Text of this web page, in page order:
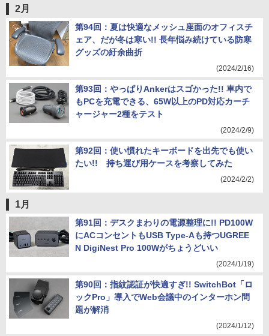
2月
第94回：夏は快適なメッシュ座面のオフィスチ
ェア、だが冬は寒い!! 長年悩み続けている防寒
グッズの紆余曲折
(2024/2/16)
第93回：やっぱりAnkerはスゴかった!! 車内で
もPCを充電できる、65W以上のPD対応カーチ
ャージャー2種をテスト
(2024/2/9)
第92回：使い慣れたキーボードを出先でも使い
たい!! 持ち運び用ケースを考察してみた
(2024/2/2)
1月
第91回：デスクまわりの電源整理に!! PD100W
にACコンセントもUSB Type-Aも持つUGREE
N DigiNest Pro 100Wがちょうどいい
(2024/1/19)
第90回：指紋認証が快適すぎ!! SwitchBot「ロ
ックPro」導入でWeb会議中のインターホン問
題が解消
(2024/1/12)